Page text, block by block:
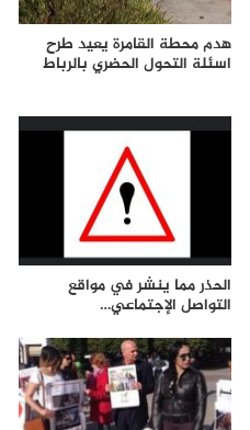
هدم محطة القامرة يعيد طرح
اسئلة التحول الحضري بالرباط
الحذر مما ينشر في مواقع
التواصل الإجتماعي…